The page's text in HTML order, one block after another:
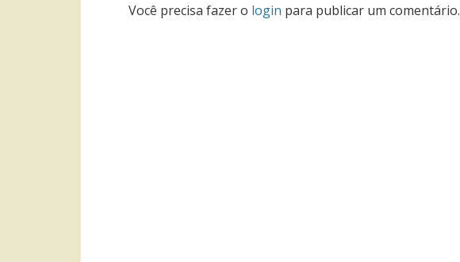
Você precisa fazer o login para publicar um comentário.